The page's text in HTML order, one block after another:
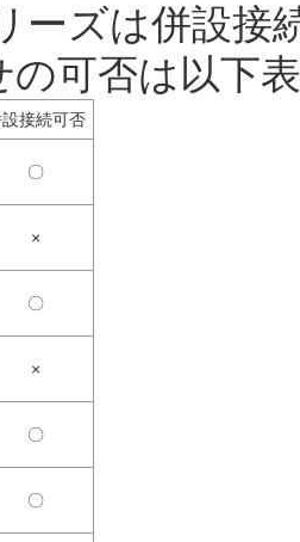
ーズは併設接
の可否は以下
接続可否
〇
×
〇
×
〇
〇